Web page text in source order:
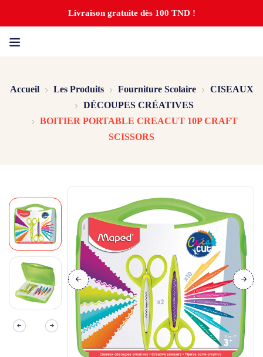
Livraison gratuite dès 100 TND !
Accueil Les Produits Fourniture Scolaire
CISEAUX
DÉCOUPES CRÉATIVES
BOITIER PORTABLE CREACUT 10P CRAFT
SCISSORS